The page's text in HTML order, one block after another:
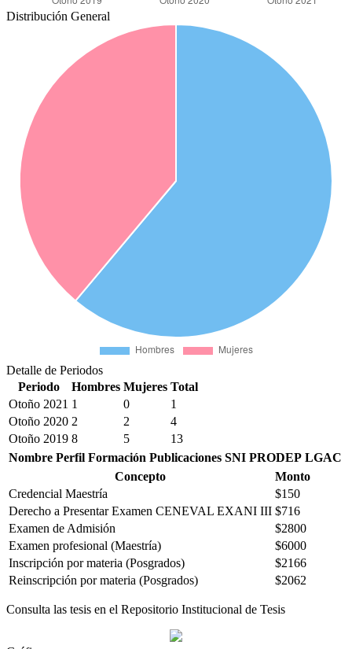
Distribución General
Detalle de Periodos
Periodo
Hombres Mujeres Total
Otoño 2021 1 0
1
Otoño 2020 2 2
4
Otoño 2019 8 5
13
Nombre Perfil Formación Publicaciones SNI PRODEP LGAC
Concepto
Monto
Credencial Maestría
$150
Derecho a Presentar Examen CENEVAL EXANI III $716
Examen de Admisión
$2800
Examen profesional (Maestría)
$6000
Inscripción por materia (Posgrados)
$2166
Reinscripción por materia (Posgrados)
$2062
Consulta las tesis en el Repositorio Institucional de Tesis